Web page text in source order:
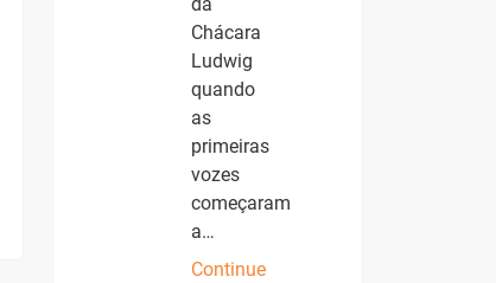
da
Chácara
Ludwig
quando
as
primeiras
vozes
começaram
a…
Continue